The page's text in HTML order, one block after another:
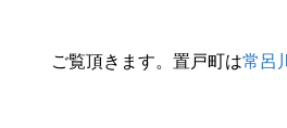
ご覧頂きます。置戸町は常呂川